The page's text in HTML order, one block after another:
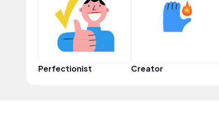
Perfectionist Creator